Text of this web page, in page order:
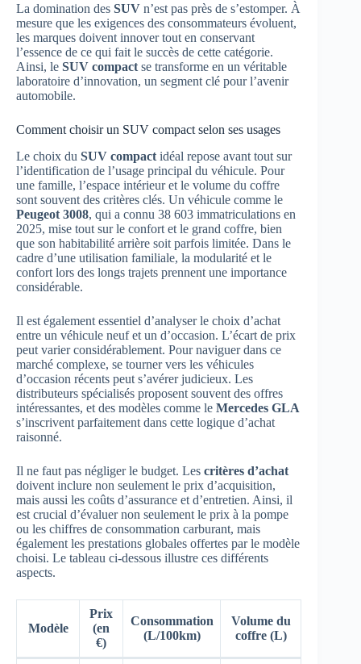
La domination des SUV n’est pas près de s’estomper. À
mesure que les exigences des consommateurs évoluent,
les marques doivent innover tout en conservant
l’essence de ce qui fait le succès de cette catégorie.
Ainsi, le SUV compact se transforme en un véritable
laboratoire d’innovation, un segment clé pour l’avenir
automobile.
Comment choisir un SUV compact selon ses usages
Le choix du SUV compact idéal repose avant tout sur
l’identification de l’usage principal du véhicule. Pour
une famille, l’espace intérieur et le volume du coffre
sont souvent des critères clés. Un véhicule comme le
Peugeot 3008, qui a connu 38 603 immatriculations en
2025, mise tout sur le confort et le grand coffre, bien
que son habitabilité arrière soit parfois limitée. Dans le
cadre d’une utilisation familiale, la modularité et le
confort lors des longs trajets prennent une importance
considérable.
Il est également essentiel d’analyser le choix d’achat
entre un véhicule neuf et un d’occasion. L’écart de prix
peut varier considérablement. Pour naviguer dans ce
marché complexe, se tourner vers les véhicules
d’occasion récents peut s’avérer judicieux. Les
distributeurs spécialisés proposent souvent des offres
intéressantes, et des modèles comme le Mercedes GLA
s’inscrivent parfaitement dans cette logique d’achat
raisonné.
Il ne faut pas négliger le budget. Les critères d’achat
doivent inclure non seulement le prix d’acquisition,
mais aussi les coûts d’assurance et d’entretien. Ainsi, il
est crucial d’évaluer non seulement le prix à la pompe
ou les chiffres de consommation carburant, mais
également les prestations globales offertes par le modèle
choisi. Le tableau ci-dessous illustre ces différents
aspects.
Modèle
Prix
(en
€)
Consommation
(L/100km)
Volume du
coffre (L)